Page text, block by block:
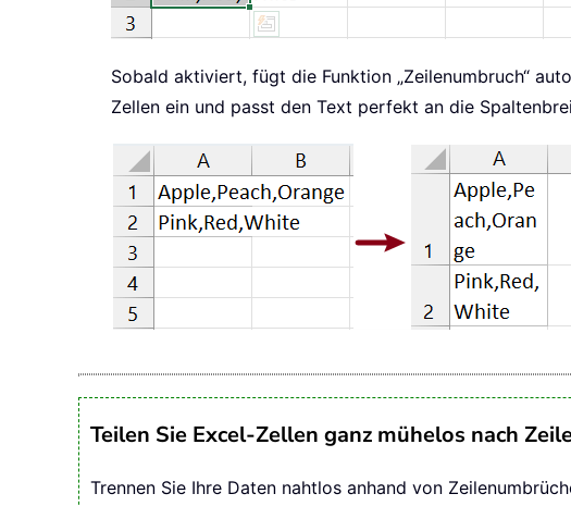
Sobald aktiviert, fügt die Funktion „Zeilenumbruch“
Zellen ein und passt den Text perfekt an die
Teilen Sie Excel-Zellen ganz mühelos nach
Trennen Sie Ihre Daten nahtlos anhand von